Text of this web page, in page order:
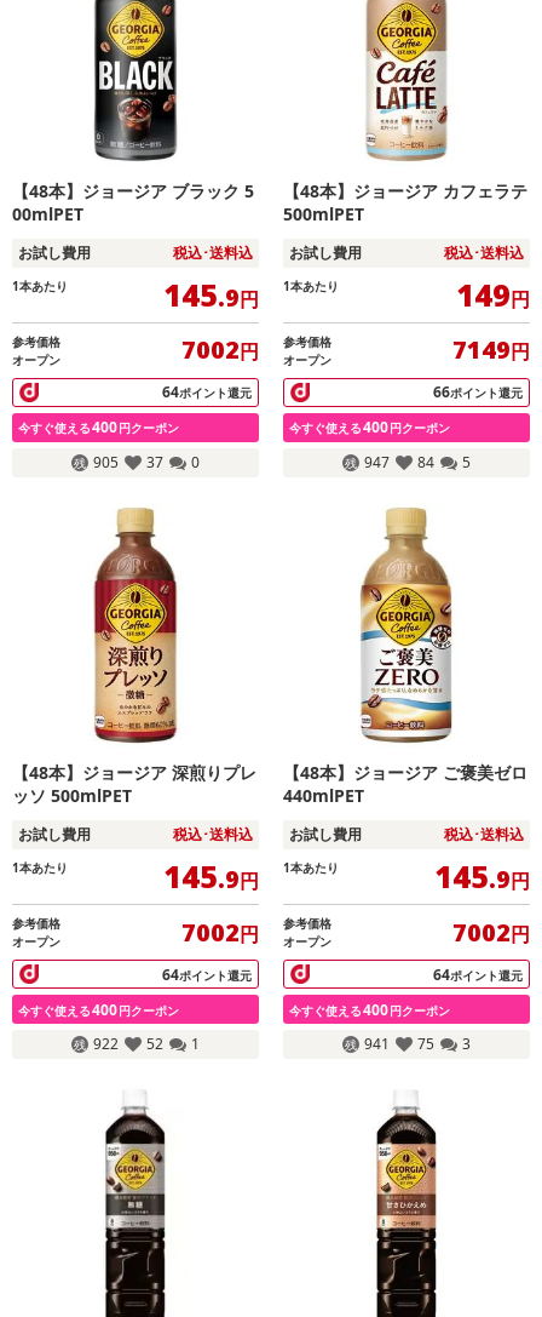
【48本】ジョージア ブラック 5
00mlPET
お試し費用 税込･送料込
1本あたり 145.9円
参考価格
オープン
7002円
64ポイント還元
今すぐ使える400円クーポン
905 37 0
【48本】ジョージア カフェラテ
500mlPET
お試し費用 税込･送料込
1本あたり 149円
参考価格
オープン
7149円
66ポイント還元
今すぐ使える400円クーポン
947 84 5
【48本】ジョージア 深煎りプレ
ッソ 500mlPET
お試し費用 税込･送料込
1本あたり 145.9円
参考価格
オープン
7002円
64ポイント還元
今すぐ使える400円クーポン
922 52 1
【48本】ジョージア ご褒美ゼロ
440mlPET
お試し費用 税込･送料込
1本あたり 145.9円
参考価格
オープン
7002円
64ポイント還元
今すぐ使える400円クーポン
941 75 3